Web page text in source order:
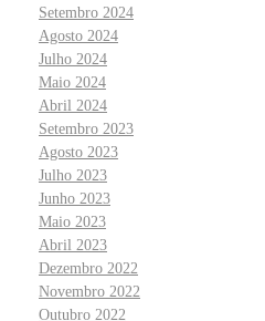
Setembro 2024
Agosto 2024
Julho 2024
Maio 2024
Abril 2024
Setembro 2023
Agosto 2023
Julho 2023
Junho 2023
Maio 2023
Abril 2023
Dezembro 2022
Novembro 2022
Outubro 2022